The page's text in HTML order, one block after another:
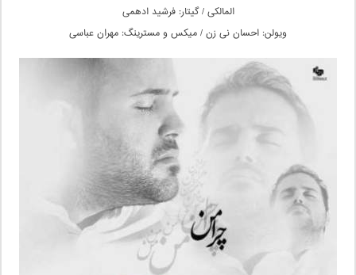
المالکی / گیتار: فرشید ادهمی
ویولن: احسان نی زن / میکس و مسترینگ: مهران عباسی